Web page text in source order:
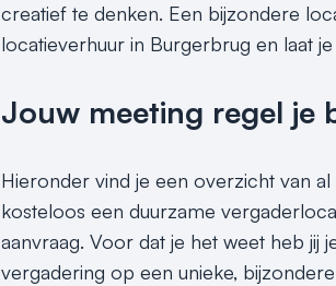
creatief te denken. Een bijzondere
locatieverhuur in Burgerbrug en laat
Jouw meeting regel je
Hieronder vind je een overzicht van
kosteloos een duurzame
aanvraag. Voor dat je het weet heb
vergadering op een unieke,